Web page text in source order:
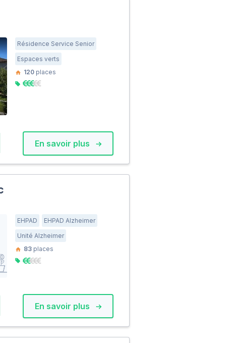
Résidence Service Senior
Espaces verts
120 places
En savoir plus
EHPAD
EHPAD Alzheimer
Unité Alzheimer
83 places
En savoir plus